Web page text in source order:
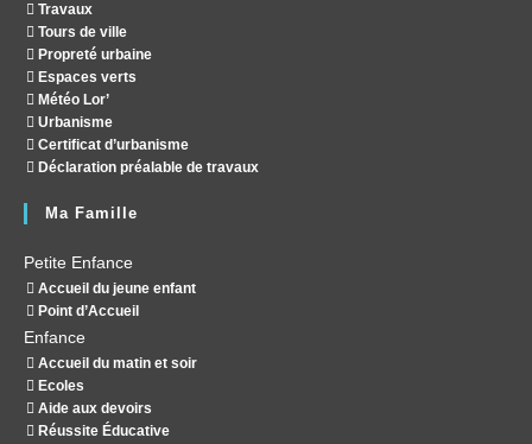
Travaux
Tours de ville
Propreté urbaine
Espaces verts
Météo Lor’
Urbanisme
Certificat d’urbanisme
Déclaration préalable de travaux
Ma Famille
Petite Enfance
Accueil du jeune enfant
Point d’Accueil
Enfance
Accueil du matin et soir
Ecoles
Aide aux devoirs
Réussite Éducative